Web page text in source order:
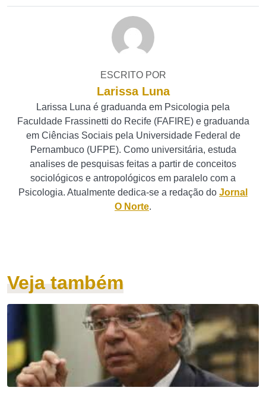
ESCRITO POR
Larissa Luna
Larissa Luna é graduanda em Psicologia pela
Faculdade Frassinetti do Recife (FAFIRE) e graduanda
em Ciências Sociais pela Universidade Federal de
Pernambuco (UFPE). Como universitária, estuda
analises de pesquisas feitas a partir de conceitos
sociológicos e antropológicos em paralelo com a
Psicologia. Atualmente dedica-se a redação do Jornal
O Norte.
Veja também